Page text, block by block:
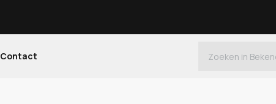
Contact